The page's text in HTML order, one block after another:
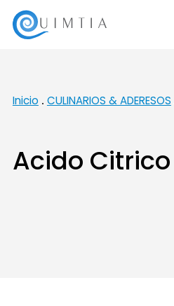
Inicio CULINARIOS & ADERESOS
Acido Citrico